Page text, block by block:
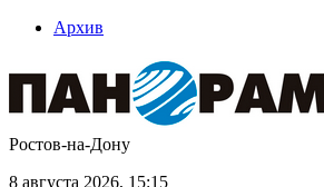
Архив
Ростов-на-Дону
8 августа 2026, 15:15